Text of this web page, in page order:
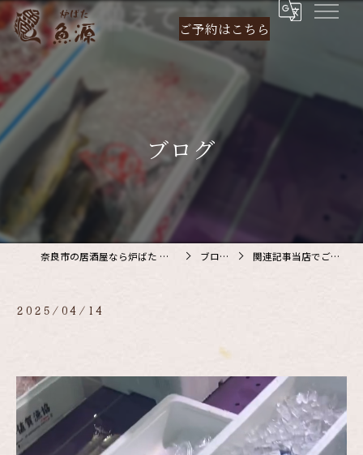
ご予約はこちら
ブログ
奈良市の居酒屋なら炉ばた 魚源 ブログ 関連記事当店でご利…
2025/04/14